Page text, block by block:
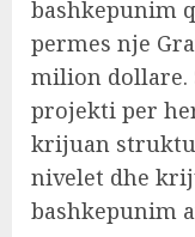
bashkepunim
permes nje
milion dollare.
projekti per
krijuan
nivelet dhe
bashkepunim